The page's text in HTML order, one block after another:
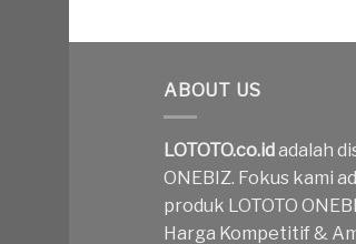
ABOUT US
LOTOTO.co.id adalah
ONEBIZ. Fokus kami
produk LOTOTO
Harga Kompetitif &